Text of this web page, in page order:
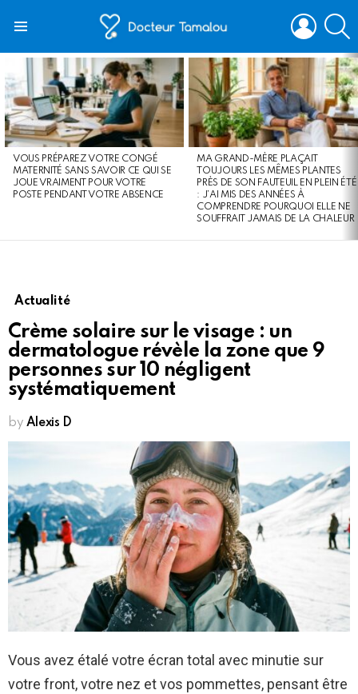
LOGIN
STORIES
VOUS PRÉPAREZ VOTRE CONGÉ
MATERNITÉ SANS SAVOIR CE QUI SE
JOUE VRAIMENT POUR VOTRE
POSTE PENDANT VOTRE ABSENCE
MA GRAND-MÈRE PLAÇAIT
TOUJOURS LES MÊMES PLANTES
PRÈS DE SON FAUTEUIL EN PLEIN ÉTÉ
: J’AI MIS DES ANNÉES À
COMPRENDRE POURQUOI ELLE NE
SOUFFRAIT JAMAIS DE LA CHALEUR
Actualité
Crème solaire sur le visage : un
dermatologue révèle la zone que 9
personnes sur 10 négligent
systématiquement
by Alexis D
Vous avez étalé votre écran total avec minutie sur
votre front, votre nez et vos pommettes, pensant être